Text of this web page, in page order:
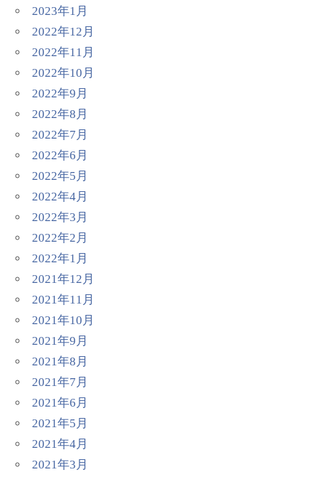
2023年1月
2022年12月
2022年11月
2022年10月
2022年9月
2022年8月
2022年7月
2022年6月
2022年5月
2022年4月
2022年3月
2022年2月
2022年1月
2021年12月
2021年11月
2021年10月
2021年9月
2021年8月
2021年7月
2021年6月
2021年5月
2021年4月
2021年3月